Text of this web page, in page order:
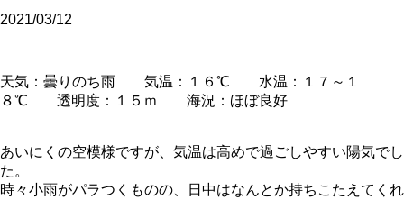
2021/03/12
天気：曇りのち雨 気温：１６℃ 水温：１７～１
８℃ 透明度：１５ｍ 海況：ほぼ良好
あいにくの空模様ですが、気温は高めで過ごしやすい陽気でし
た。
時々小雨がパラつくものの、日中はなんとか持ちこたえてくれ